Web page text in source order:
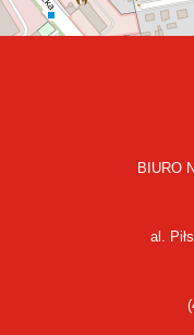
BIURO
al.